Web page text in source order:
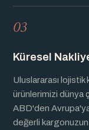
03
Küresel
Uluslararası lojistik
ürünlerimizi dünya
ABD'den
değerli